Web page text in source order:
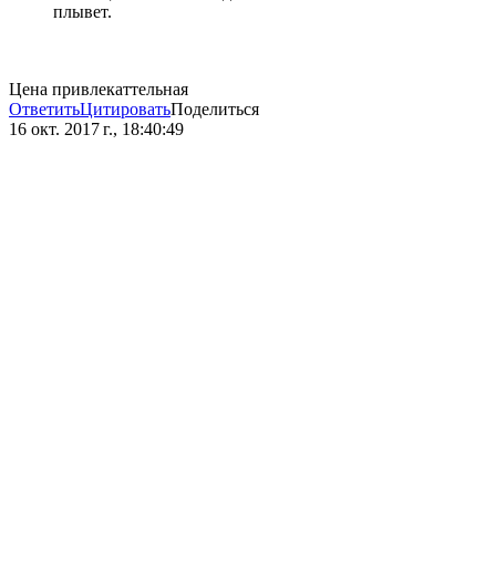
плывет.
Цена привлекаттельная
ОтветитьЦитироватьПоделиться
16 окт. 2017 г., 18:40:49